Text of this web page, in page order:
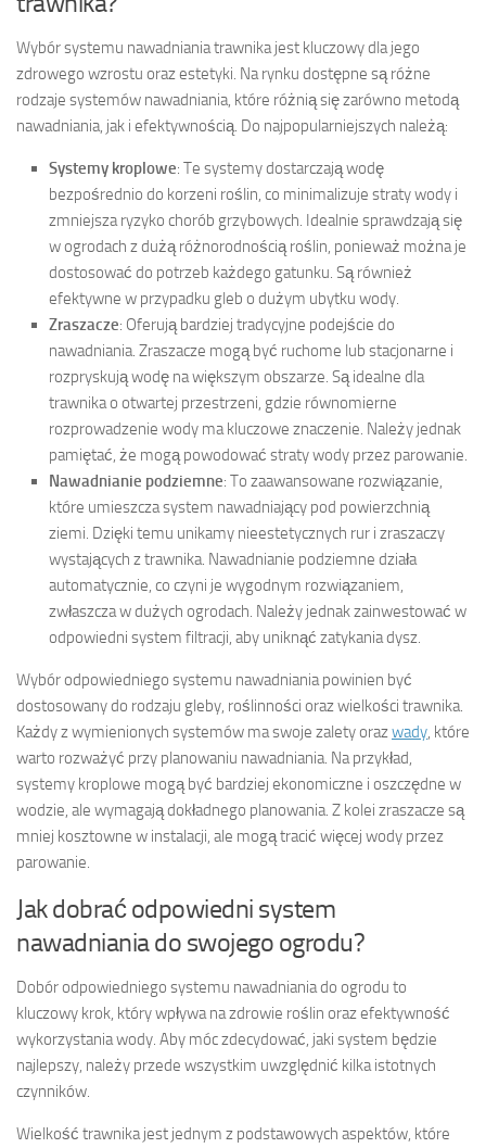
Wybór systemu nawadniania trawnika jest kluczowy dla jego
zdrowego wzrostu oraz estetyki. Na rynku dostępne są różne
rodzaje systemów nawadniania, które różnią się zarówno metodą
nawadniania, jak i efektywnością. Do najpopularniejszych należą:
Systemy kroplowe: Te systemy dostarczają wodę
bezpośrednio do korzeni roślin, co minimalizuje straty wody i
zmniejsza ryzyko chorób grzybowych. Idealnie sprawdzają się
w ogrodach z dużą różnorodnością roślin, ponieważ można je
dostosować do potrzeb każdego gatunku. Są również
efektywne w przypadku gleb o dużym ubytku wody.
Zraszacze: Oferują bardziej tradycyjne podejście do
nawadniania. Zraszacze mogą być ruchome lub stacjonarne i
rozpryskują wodę na większym obszarze. Są idealne dla
trawnika o otwartej przestrzeni, gdzie równomierne
rozprowadzenie wody ma kluczowe znaczenie. Należy jednak
pamiętać, że mogą powodować straty wody przez parowanie.
Nawadnianie podziemne: To zaawansowane rozwiązanie,
które umieszcza system nawadniający pod powierzchnią
ziemi. Dzięki temu unikamy nieestetycznych rur i zraszaczy
wystających z trawnika. Nawadnianie podziemne działa
automatycznie, co czyni je wygodnym rozwiązaniem,
zwłaszcza w dużych ogrodach. Należy jednak zainwestować w
odpowiedni system filtracji, aby uniknąć zatykania dysz.
Wybór odpowiedniego systemu nawadniania powinien być
dostosowany do rodzaju gleby, roślinności oraz wielkości trawnika.
Każdy z wymienionych systemów ma swoje zalety orazwady, które
warto rozważyć przy planowaniu nawadniania. Na przykład,
systemy kroplowe mogą być bardziej ekonomiczne i oszczędne w
wodzie, ale wymagają dokładnego planowania. Z kolei zraszacze są
mniej kosztowne w instalacji, ale mogą tracić więcej wody przez
parowanie.
Jak dobrać odpowiedni system
nawadniania do swojego ogrodu?
Dobór odpowiedniego systemu nawadniania do ogrodu to
kluczowy krok, który wpływa na zdrowie roślin oraz efektywność
wykorzystania wody. Aby móc zdecydować, jaki system będzie
najlepszy, należy przede wszystkim uwzględnić kilka istotnych
czynników.
Wielkość trawnika jest jednym z podstawowych aspektów, które